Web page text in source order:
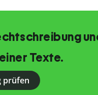
Texte.
prüfen